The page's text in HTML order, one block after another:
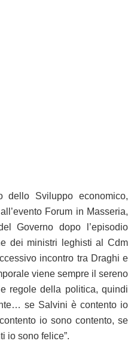
dello Sviluppo economico,
Forum in Masseria,
Governo dopo l’episodio
dei ministri leghisti al Cdm
incontro tra Draghi e
viene sempre il sereno
regole della politica, quindi
se Salvini è contento io
io sono contento, se
io sono felice”.